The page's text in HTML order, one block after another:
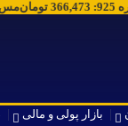
925
:
366,473 تومان
بازار پولی و مالی